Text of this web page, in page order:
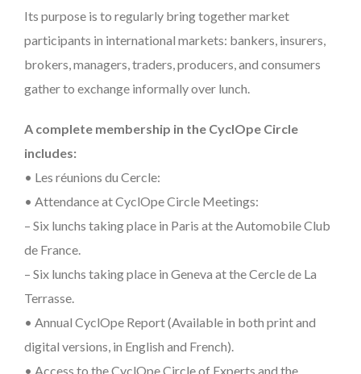
Its purpose is to regularly bring together market
participants in international markets: bankers, insurers,
brokers, managers, traders, producers, and consumers
gather to exchange informally over lunch.
A complete membership in the CyclOpe Circle
includes:
• Les réunions du Cercle:
• Attendance at CyclOpe Circle Meetings:
– Six lunchs taking place in Paris at the Automobile Club
de France.
– Six lunchs taking place in Geneva at the Cercle de La
Terrasse.
• Annual CyclOpe Report (Available in both print and
digital versions, in English and French).
• Access to the CyclOpe Circle of Experts and the